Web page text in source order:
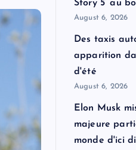
Story 5’ au
August 6, 2026
Des taxis
apparition
d'été
August 6, 2026
Elon Musk
majeure
monde d'ici